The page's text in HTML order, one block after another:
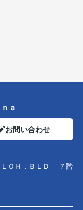
ａ
お問い合わせ
ＬＯＨ．ＢＬＤ ７階